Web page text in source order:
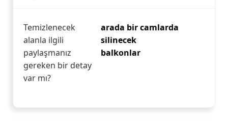
Temizlenecek
alanla ilgili
paylaşmanız
gereken bir detay
var mı?
arada bir camlarda
silinecek
balkonlar